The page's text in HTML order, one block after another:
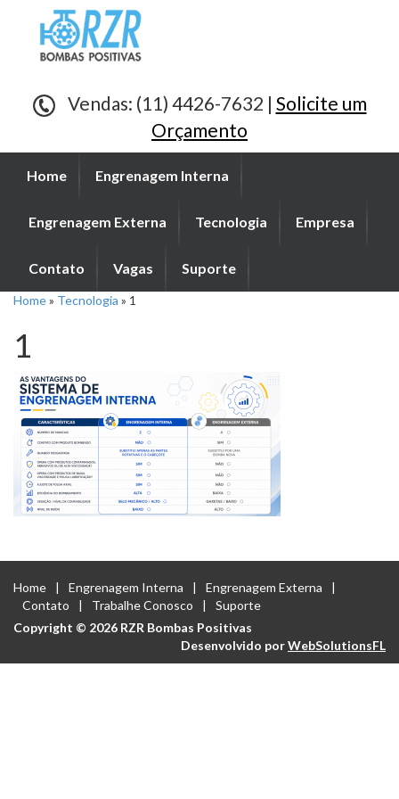
Vendas: (11) 4426-7632 | Solicite um
Orçamento
Home Engrenagem Interna
Engrenagem Externa Tecnologia Empresa
Contato Vagas Suporte
Home» Tecnologia » 1
1
Home Engrenagem Interna
Engrenagem Externa
Contato
Trabalhe Conosco
Suporte
Copyright © 2026 RZR Bombas Positivas
Desenvolvido porWebSolutionsFL